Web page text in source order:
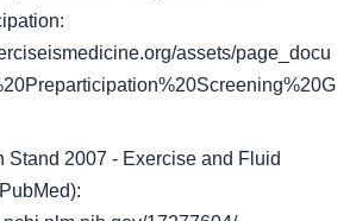
assets/page_docu
Stand 2007 - Exercise and Fluid